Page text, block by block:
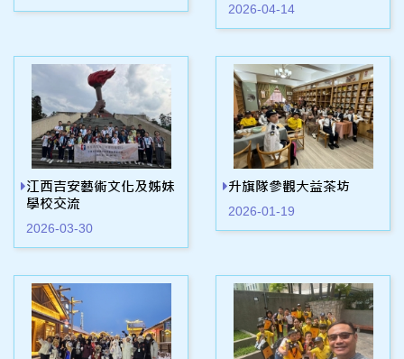
2026-04-14
江西吉安藝術文化及姊妹
學校交流
2026-03-30
升旗隊參觀大益茶坊
2026-01-19